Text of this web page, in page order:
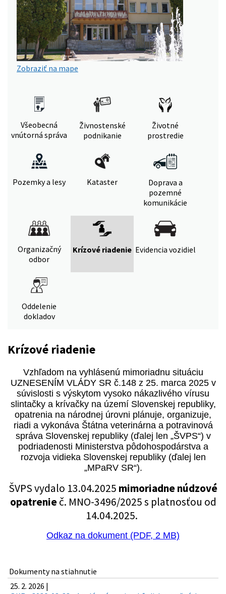
Zobraziť na mape
Všeobecná
vnútorná správa
Živnostenské
podnikanie
Životné
prostredie
Pozemky a lesy Kataster
Doprava a
pozemné
komunikácie
Organizačný
odbor
Krízové riadenie Evidencia vozidiel
Oddelenie
dokladov
Krízové riadenie
Vzhľadom na vyhlásenú mimoriadnu situáciu
UZNESENÍM VLÁDY SR č.148 z 25. marca 2025 v
súvislosti s výskytom vysoko nákazlivého vírusu
slintačky a krívačky na území Slovenskej republiky,
opatrenia na národnej úrovni plánuje, organizuje,
riadi a vykonáva Štátna veterinárna a potravinová
správa Slovenskej republiky (ďalej len „ŠVPS“) v
podriadenosti Ministerstva pôdohospodárstva a
rozvoja vidieka Slovenskej republiky (ďalej len
„MPaRV SR“).
ŠVPS vydalo 13.04.2025 mimoriadne núdzové
opatrenieč. MNO-3496/2025 s platnosťou od
14.04.2025.
Odkaz na dokument (PDF, 2 MB)
Dokumenty na stiahnutie
25. 2. 2026 |